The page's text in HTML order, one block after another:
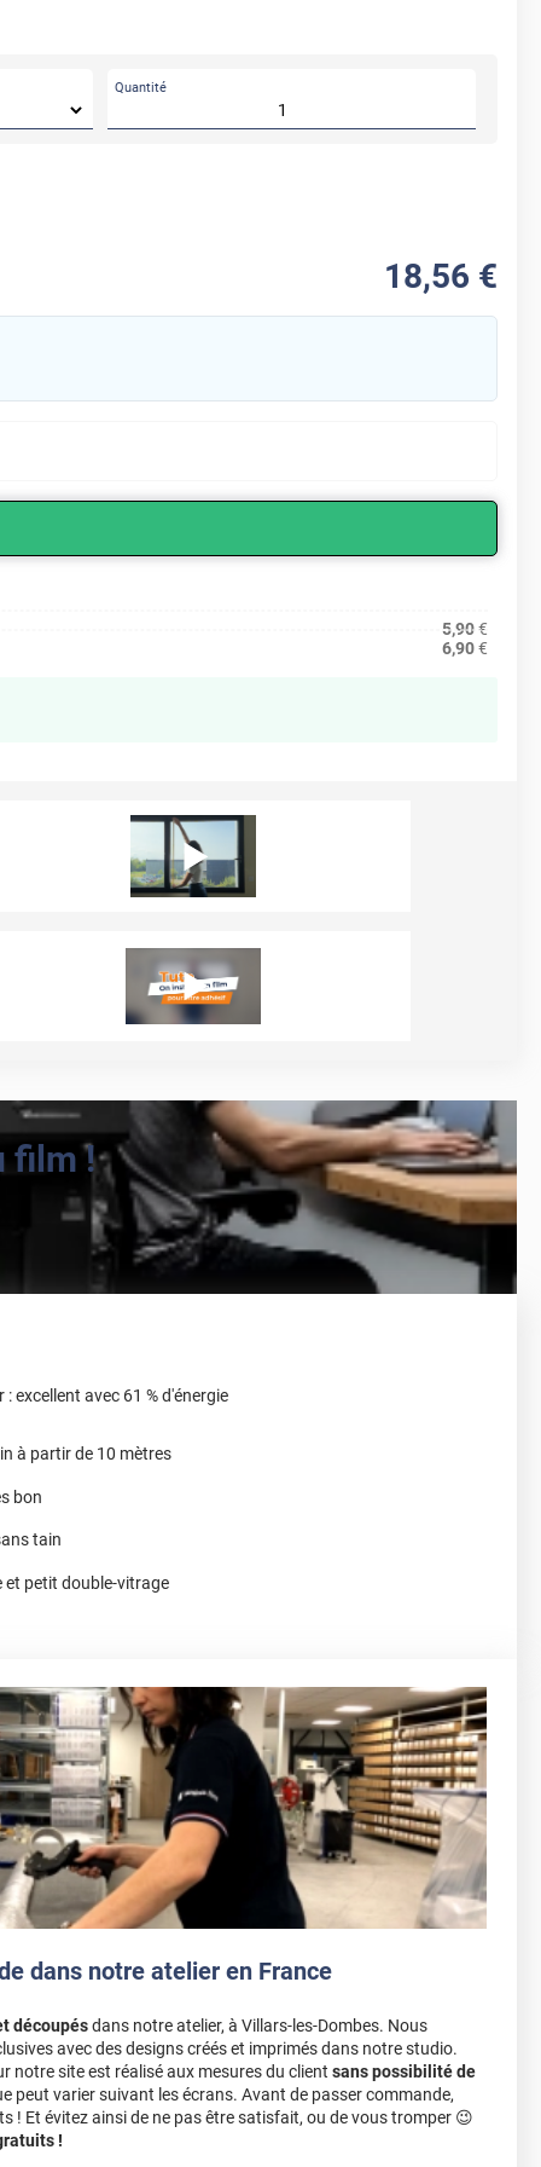
Quantité
18,56 €
5,90€
6,90€
film !
excellent avec 61 % d'énergie
à partir de 10 mètres
bon
tain
et petit double-vitrage
dans notre atelier en France
découpésdans notre atelier, à Villars-les-Dombes. Nous
avec des designs créés et imprimés dans notre studio.
notre site est réalisé aux mesures du client sans possibilité de
peut varier suivant les écrans. Avant de passer commande,
! Et évitez ainsi de ne pas être satisfait, ou de vous tromper 😉
!